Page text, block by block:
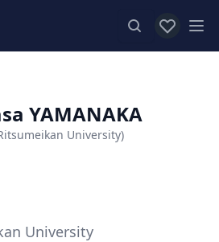
View
YAMANAKA
University)
University